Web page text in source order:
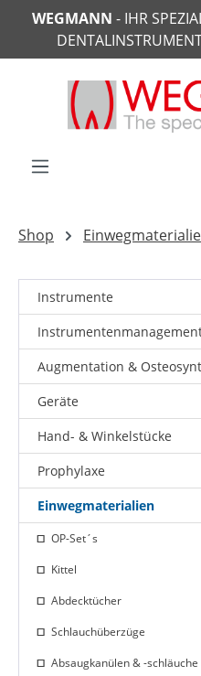
springen
WEGMANN - IHR
Shop
Instrumente
Augmentation &
Geräte
Hand- & Winkelstücke
Prophylaxe
Einwegmaterialien
OP-Set´s
Kittel
Abdecktücher
Schlauchüberzüge
Absaugkanülen & -schläuche